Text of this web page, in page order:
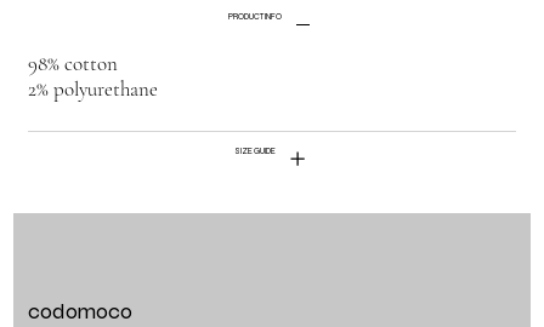
PRODUCT INFO
98% cotton
2% polyurethane
SIZE GUIDE
codomoco